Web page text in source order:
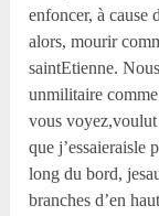
enfoncer, à cause
alors, mourir
saintEtienne.
unmilitaire
vous
que j’essaieraisle
long du bord,
branches d’en